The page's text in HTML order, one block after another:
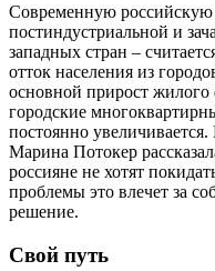
Современную
постиндустриальной и
западных стран –
отток населения из
основной прирост
городские
постоянно
Марина Потокер
россияне не хотят
проблемы это влечет за
решение.
Свой путь